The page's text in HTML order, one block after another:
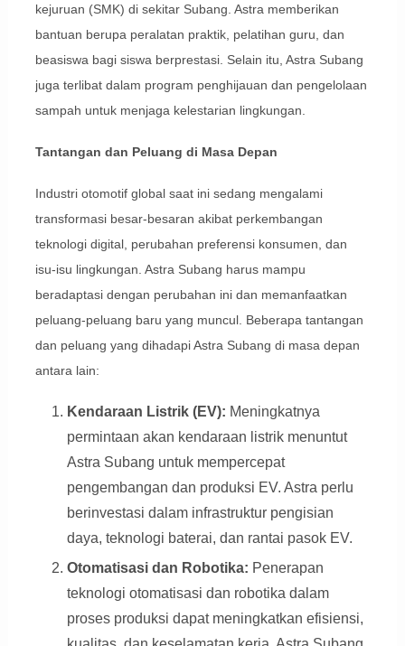
kejuruan (SMK) di sekitar Subang. Astra memberikan
bantuan berupa peralatan praktik, pelatihan guru, dan
beasiswa bagi siswa berprestasi. Selain itu, Astra Subang
juga terlibat dalam program penghijauan dan pengelolaan
sampah untuk menjaga kelestarian lingkungan.
Tantangan dan Peluang di Masa Depan
Industri otomotif global saat ini sedang mengalami
transformasi besar-besaran akibat perkembangan
teknologi digital, perubahan preferensi konsumen, dan
isu-isu lingkungan. Astra Subang harus mampu
beradaptasi dengan perubahan ini dan memanfaatkan
peluang-peluang baru yang muncul. Beberapa tantangan
dan peluang yang dihadapi Astra Subang di masa depan
antara lain:
Kendaraan Listrik (EV): Meningkatnya
permintaan akan kendaraan listrik menuntut
Astra Subang untuk mempercepat
pengembangan dan produksi EV. Astra perlu
berinvestasi dalam infrastruktur pengisian
daya, teknologi baterai, dan rantai pasok EV.
Otomatisasi dan Robotika: Penerapan
teknologi otomatisasi dan robotika dalam
proses produksi dapat meningkatkan efisiensi,
Display Ads